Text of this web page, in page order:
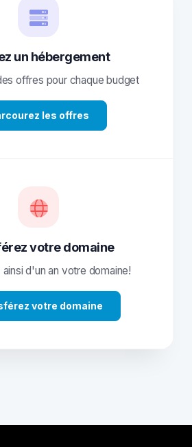
un hébergement
offres pour chaque budget
les offres
votre domaine
d'un an votre domaine!
votre domaine